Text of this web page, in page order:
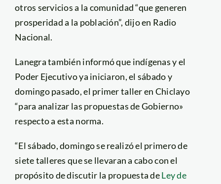
otros servicios a la comunidad “que generen
prosperidad a la población”, dijo en Radio
Nacional.
Lanegra también informó que indígenas y el
Poder Ejecutivo ya iniciaron, el sábado y
domingo pasado, el primer taller en Chiclayo
“para analizar las propuestas de Gobierno»
respecto a esta norma.
“El sábado, domingo se realizó el primero de
siete talleres que se llevaran a cabo con el
propósito de discutir la propuesta deLey de